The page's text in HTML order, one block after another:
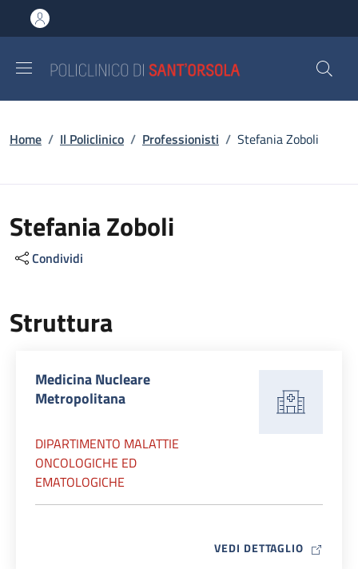
al contenuto principale
to footer content
Briciole di pane
Home / Il Policlinico / Professionisti / Stefania Zoboli
Stefania Zoboli
Condividi
Struttura
Medicina Nucleare
Metropolitana
DIPARTIMENTO MALATTIE
ONCOLOGICHE ED
EMATOLOGICHE
VEDI DETTAGLIO MAP ICON